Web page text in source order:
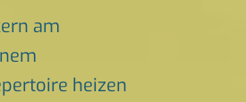
am
heizen